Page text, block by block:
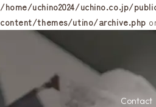
/home/uchino2024/uchino.co.jp/
content/themes/utino/archive.php
Contact